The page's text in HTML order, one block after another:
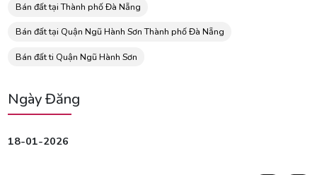
Bán đất tại Thành phố Đà Nẵng
Bán đất tại Quận Ngũ Hành Sơn Thành phố Đà Nẵng
Bán đất ti Quận Ngũ Hành Sơn
Ngày Đăng
18-01-2026